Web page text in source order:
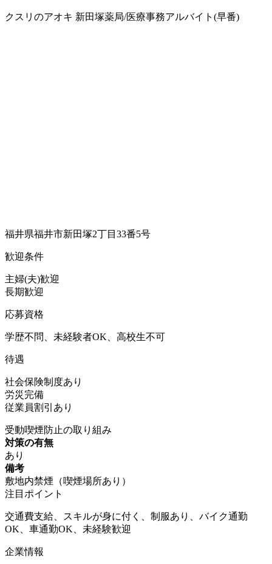
クスリのアオキ 新田塚薬局/医療事務アルバイト(早番)
福井県福井市新田塚2丁目33番5号
歓迎条件
主婦(夫)歓迎
長期歓迎
応募資格
学歴不問、未経験者OK、高校生不可
待遇
社会保険制度あり
労災完備
従業員割引あり
受動喫煙防止の取り組み
対策の有無
あり
備考
敷地内禁煙（喫煙場所あり）
注目ポイント
交通費支給、スキルが身に付く、制服あり、バイク通勤
OK、車通勤OK、未経験歓迎
企業情報